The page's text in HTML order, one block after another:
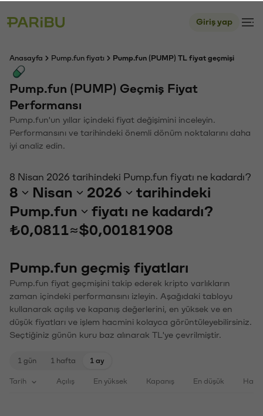
Giriş yap
Anasayfa Pump.fun fiyatı Pump.fun (PUMP) TL fiyat geçmişi
Pump.fun (PUMP) Geçmiş Fiyat
Performansı
Pump.fun'un yıllar içindeki fiyat değişimini inceleyin.
Performansını ve tarihindeki önemli dönüm noktalarını daha
iyi analiz edin.
8 Nisan 2026 tarihindeki Pump.fun fiyatı ne kadardı?
8 Nisan 2026
tarihindeki
Pump.fun
fiyatı ne kadardı?
₺0,0811 ≈$0,00181908
Pump.fun geçmiş fiyatları
Pump.fun fiyat geçmişini takip ederek kripto varlıkların
zaman içindeki performansını izleyin. Aşağıdaki tabloyu
kullanarak açılış ve kapanış değerlerini, en yüksek ve en
düşük fiyatları ve işlem hacmini kolayca görüntüleyebilirsiniz.
Seçtiğiniz günün kuru baz alınarak TL'ye çevrilmiştir.
1 gün 1 hafta 1 ay
Tarih Açılış En yüksek Kapanış En düşük